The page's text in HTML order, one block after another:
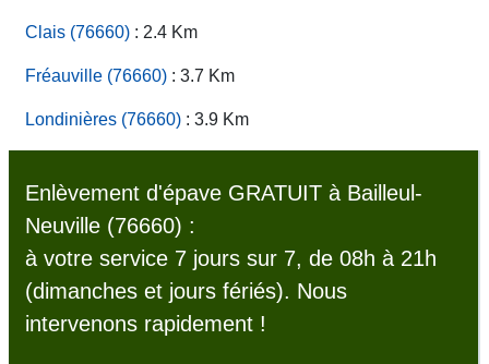
Clais (76660) : 2.4 Km
Fréauville (76660) : 3.7 Km
Londinières (76660) : 3.9 Km
Enlèvement d'épave GRATUIT à Bailleul-
Neuville (76660) :
à votre service 7 jours sur 7, de 08h à 21h
(dimanches et jours fériés). Nous
intervenons rapidement !